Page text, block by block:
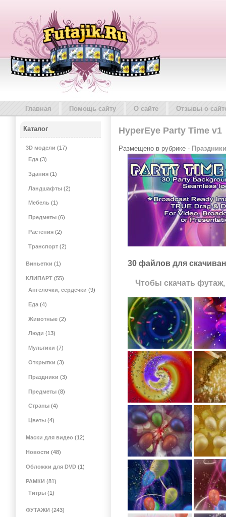
Главная Помощь сайту О сайте Отзывы о
HyperEye Party Time v1
Размещено в рубрике - Праздники
30 файлов для
Чтобы скачать
Каталог
3D модели (17)
Еда (3)
Здания (1)
Ландшафты (2)
Мебель (1)
Предметы (6)
Растения (2)
Транспорт (2)
Виньетки (1)
КЛИПАРТ(55)
Ангелочки, сердечки (9)
Еда (4)
Животные (2)
Люди (13)
Мультики (7)
Открытки (3)
Праздники (3)
Предметы (8)
Страны (4)
Цветы (4)
Маски для видео (12)
Новости (48)
Обложки для DVD(1)
РАМКИ (81)
Титры (1)
ФУТАЖИ (243)